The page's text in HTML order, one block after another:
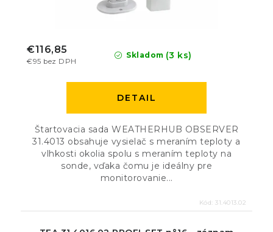
Skladom (3 ks)
€95 bez DPH
€116,85
DETAIL
Štartovacia sada WEATHERHUB OBSERVER
31.4013 obsahuje vysielač s meraním teploty a
vlhkosti okolia spolu s meraním teploty na
sonde, vďaka čomu je ideálny pre
monitorovanie...
Kód: 31.4013.02